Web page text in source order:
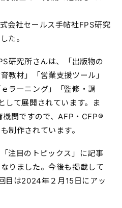
会社セールス手帖社FPS研究
た。
研究所さんは、「出版物の
教材」「営業支援ツール」
ラーニング」「監修・調
して展開されています。ま
関ですので、AFP・CFP®
制作されています。
注目のトピックス」に記事
りました。今後も掲載して
目は2024年２月15日にアッ